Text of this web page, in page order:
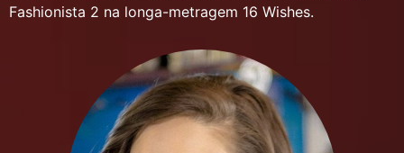
Fashionista 2 na longa-metragem 16 Wishes.